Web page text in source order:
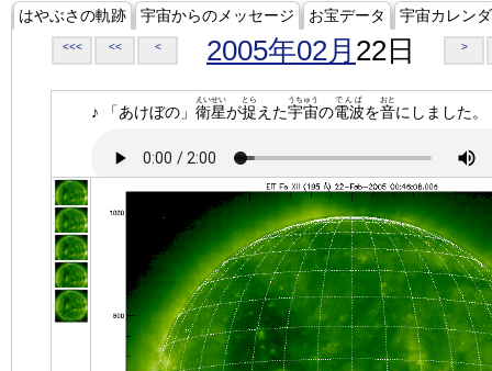
はやぶさの軌跡 宇宙からのメッセージ お宝データ 宇宙カレン
<<< << < 2005年02月 22日 >
♪ 「あけぼの」 衛星
えいせい
が捉
とら
えた宇宙
うちゅう
の電波
でんぱ
を音
おと
にしました。